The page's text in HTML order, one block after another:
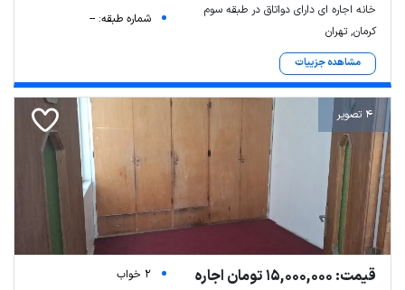
خانه اجاره ای دارای دواتاق در طبقه سوم
کرمان, تهران
مشاهده جزییات
شماره طبقه: --
4 تصویر
قیمت: 15,000,000 تومان اجاره
2 خواب